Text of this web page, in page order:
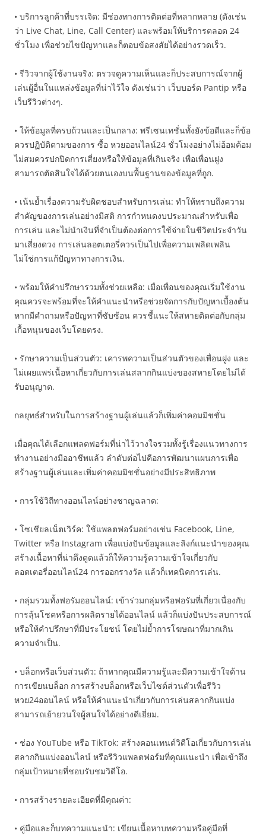
• บริการลูกค้าที่บรรเจิด: มีช่องทางการติดต่อที่หลากหลาย (ดังเช่น
ว่า Live Chat, Line, Call Center) และพร้อมให้บริการตลอด 24
ชั่วโมง เพื่อช่วยไขปัญหาและก็ตอบข้อสงสัยได้อย่างรวดเร็ว.
• รีวิวจากผู้ใช้งานจริง: ตรวจดูความเห็นและก็ประสบการณ์จากผู้
เล่นผู้อื่นในแหล่งข้อมูลที่น่าไว้ใจ ดังเช่นว่า เว็บบอร์ด Pantip หรือ
เว็บรีวิวต่างๆ.
• ให้ข้อมูลที่ครบถ้วนและเป็นกลาง: พรีเซนเทชั่นทั้งยังข้อดีและก็ข้อ
ควรปฏิบัติตามของการ ซื้อ หวยออนไลน์24 ชั่วโมงอย่างไม่อ้อมค้อม
ไม่สมควรปกปิดการเสี่ยงหรือให้ข้อมูลที่เกินจริง เพื่อเพื่อนฝูง
สามารถตัดสินใจได้ด้วยตนเองบนพื้นฐานของข้อมูลที่ถูก.
• เน้นย้ำเรื่องความรับผิดชอบสำหรับการเล่น: ทำให้ทราบถึงความ
สำคัญของการเล่นอย่างมีสติ การกำหนดงบประมาณสำหรับเพื่อ
การเล่น และไม่นำเงินที่จำเป็นต้องต่อการใช้จ่ายในชีวิตประจำวัน
มาเสี่ยงดวง การเล่นลอตเตอรี่ควรเป็นไปเพื่อความเพลิดเพลิน
ไม่ใช่การแก้ปัญหาทางการเงิน.
• พร้อมให้คำปรึกษารวมทั้งช่วยเหลือ: เมื่อเพื่อนของคุณเริ่มใช้งาน
คุณควรจะพร้อมที่จะให้คำแนะนำหรือช่วยจัดการกับปัญหาเบื้องต้น
หากมีคำถามหรือปัญหาที่ซับซ้อน ควรชี้แนะให้สหายติดต่อกับกลุ่ม
เกื้อหนุนของเว็บโดยตรง.
• รักษาความเป็นส่วนตัว: เคารพความเป็นส่วนตัวของเพื่อนฝูง และ
ไม่เผยแพร่เนื้อหาเกี่ยวกับการเล่นสลากกินแบ่งของสหายโดยไม่ได้
รับอนุญาต.
กลยุทธ์สำหรับในการสร้างฐานผู้เล่นแล้วก็เพิ่มค่าคอมมิชชั่น
เมื่อคุณได้เลือกแพลตฟอร์มที่น่าไว้วางใจรวมทั้งรู้เรื่องแนวทางการ
ทำงานอย่างมืออาชีพแล้ว ลำดับต่อไปคือการพัฒนาแผนการเพื่อ
สร้างฐานผู้เล่นและเพิ่มค่าคอมมิชชั่นอย่างมีประสิทธิภาพ
• การใช้วิถีทางออนไลน์อย่างชาญฉลาด:
• โซเชียลเน็ตเวิร์ค: ใช้แพลตฟอร์มอย่างเช่น Facebook, Line,
Twitter หรือ Instagram เพื่อแบ่งปันข้อมูลและลิงก์แนะนำของคุณ
สร้างเนื้อหาที่น่าดึงดูดแล้วก็ให้ความรู้ความเข้าใจเกี่ยวกับ
ลอตเตอรี่ออนไลน์24 การออกรางวัล แล้วก็เทคนิคการเล่น.
• กลุ่มรวมทั้งฟอรัมออนไลน์: เข้าร่วมกลุ่มหรือฟอรัมที่เกี่ยวเนื่องกับ
การลุ้นโชคหรือการผลิตรายได้ออนไลน์ แล้วก็แบ่งปันประสบการณ์
หรือให้คำปรึกษาที่มีประโยชน์ โดยไม่ย้ำการโฆษณาที่มากเกิน
ความจำเป็น.
• บล็อกหรือเว็บส่วนตัว: ถ้าหากคุณมีความรู้และมีความเข้าใจด้าน
การเขียนบล็อก การสร้างบล็อกหรือเว็บไซต์ส่วนตัวเพื่อรีวิว
หวย24ออนไลน์ หรือให้คำแนะนำเกี่ยวกับการเล่นสลากกินแบ่ง
สามารถเย้ายวนใจผู้สนใจได้อย่างดีเยี่ยม.
• ช่อง YouTube หรือ TikTok: สร้างคอนเทนต์วิดีโอเกี่ยวกับการเล่น
สลากกินแบ่งออนไลน์ หรือรีวิวแพลตฟอร์มที่คุณแนะนำ เพื่อเข้าถึง
กลุ่มเป้าหมายที่ชอบรับชมวิดีโอ.
• การสร้างรายละเอียดที่มีคุณค่า:
• คู่มือและก็บทความแนะนำ: เขียนเนื้อหาบทความหรือคู่มือที่